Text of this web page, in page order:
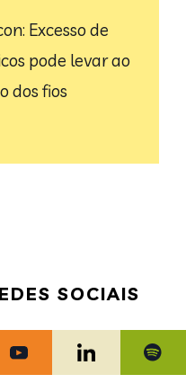
Excesso de
pode levar ao
dos fios
SOCIAIS